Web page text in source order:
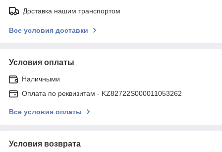
Доставка нашим транспортом
Все условия доставки
Условия оплаты
Наличными
Оплата по реквизитам - KZ82722S000011053262
Все условия оплаты
Условия возврата